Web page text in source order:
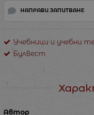
НАПРАВИ ЗАПИТВАНЕ
Учебници и учебни
Булвест
Автор